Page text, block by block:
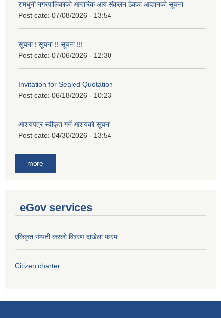
रामधुनी नगरपालिकाको आन्तरिक आय संकलन ठेक्का आव्हानको सूचना
Post date: 07/08/2026 - 13:54
सूचना ! सूचना !! सूचना !!!
Post date: 07/06/2026 - 12:30
Invitation for Sealed Quotation
Post date: 06/18/2026 - 10:23
आशयपत्र स्वीकृत गर्ने आशयको सूचना
Post date: 04/30/2026 - 13:54
more
eGov services
एकिकृत सम्पती करको विवरण दाखेला फारम
Citizen charter